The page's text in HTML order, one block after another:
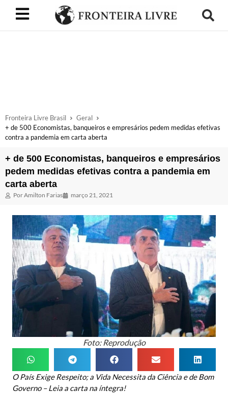
Fronteira Livre Brasil
Geral
+ de 500 Economistas, banqueiros e empresários pedem medidas efetivas
contra a pandemia em carta aberta
+ de 500 Economistas, banqueiros e empresários
pedem medidas efetivas contra a pandemia em
carta aberta
PorAmilton Farias março 21, 2021
Foto: Reprodução
O País Exige Respeito; a Vida Necessita da Ciência e de Bom
Governo – Leia a carta na íntegra!